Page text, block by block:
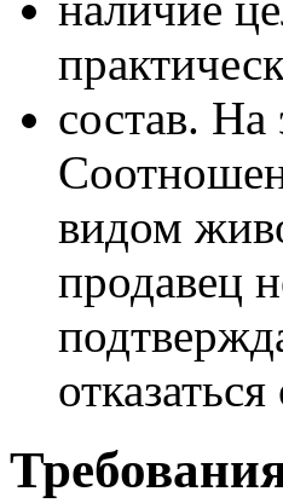
состав. На
видом
продавец